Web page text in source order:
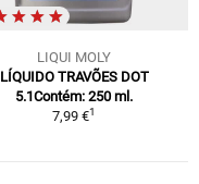
LIQUI MOLY
LÍQUIDO TRAVÕES DOT
5.1Contém: 250 ml.
7,99 €1